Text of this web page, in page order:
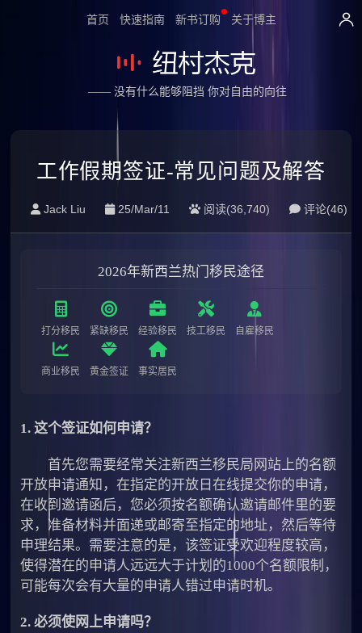
首页 快速指南 新书订购 关于博主
—— 没有什么能够阻挡 你对自由的向往
工作假期签证-常见问题及解答
Jack Liu 25/Mar/11 阅读(36,740) 评论(46)
2026年新西兰热门移民途径
打分移民 紧缺移民 经验移民 技工移民 自雇移民
商业移民 黄金签证 事实居民
1. 这个签证如何申请？
首先您需要经常关注新西兰移民局网站上的名额
开放申请通知，在指定的开放日在线提交你的申请，
在收到邀请函后，您必须按名额确认邀请邮件里的要
求，准备材料并面递或邮寄至指定的地址，然后等待
申理结果。需要注意的是，该签证受欢迎程度较高，
使得潜在的申请人远远大于计划的1000个名额限制，
可能每次会有大量的申请人错过申请时机。
2. 必须使网上申请吗？